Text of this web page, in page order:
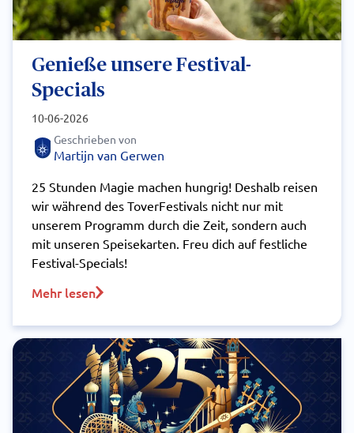
Genieße unsere Festival-
Specials
10-06-2026
Geschrieben von
Martijn van Gerwen
25 Stunden Magie machen hungrig! Deshalb reisen
wir während des ToverFestivals nicht nur mit
unserem Programm durch die Zeit, sondern auch
mit unseren Speisekarten. Freu dich auf festliche
Festival-Specials!
Mehr lesen